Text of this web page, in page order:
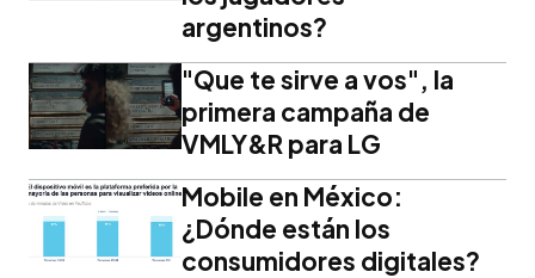
argentinos?
"Que te sirve a vos", la
primera campaña de
VMLY&R para LG
Mobile en México:
¿Dónde están los
consumidores digitales?